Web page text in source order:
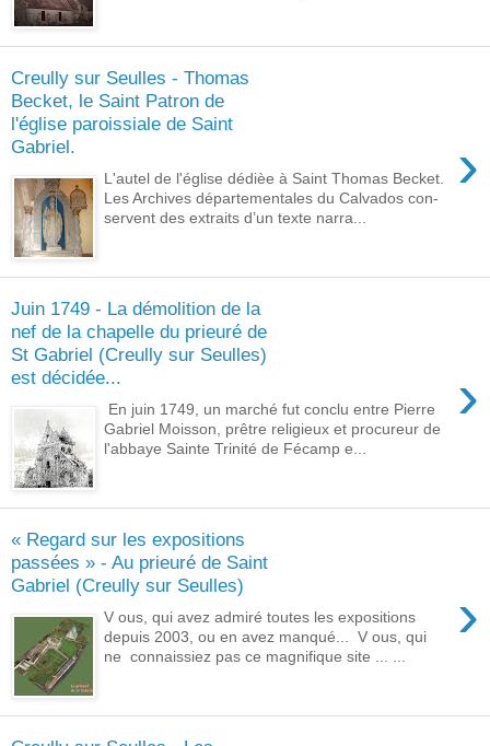
Creully sur Seulles - Thomas
Becket, le Saint Patron de
l'église paroissiale de Saint
Gabriel.
›
L'autel de l'église dédièe à Saint Thomas Becket.
Les Archives départementales du Calvados con­
servent des extraits d’un texte narra...
Juin 1749 - La démolition de la
nef de la chapelle du prieuré de
St Gabriel (Creully sur Seulles)
est décidée...
›
En juin 1749, un marché fut conclu entre Pierre
Gabriel Moisson, prêtre religieux et procureur de
l'abbaye Sainte Trinité de Fécamp e...
« Regard sur les expositions
passées » - Au prieuré de Saint
Gabriel (Creully sur Seulles)
›
V ous, qui avez admiré toutes les expositions
depuis 2003, ou en avez manqué... V ous, qui
ne connaissiez pas ce magnifique site ... ...